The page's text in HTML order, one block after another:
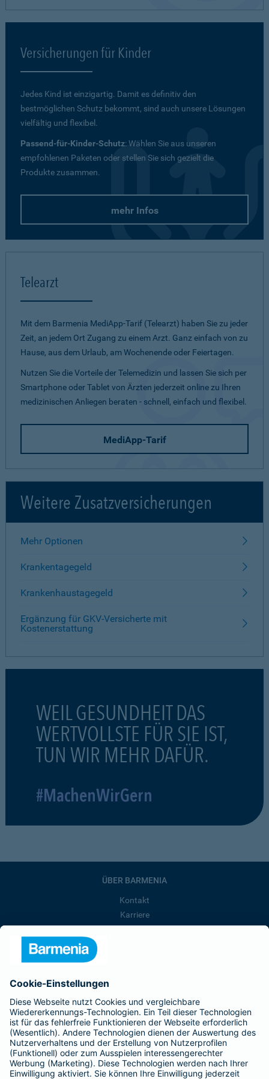
Versicherungen für Kinder
Jedes Kind ist einzigartig. Damit es definitiv den
bestmöglichen Schutz bekommt, sind auch unsere Lösungen
vielfältig und flexibel.
Passend-für-Kinder-Schutz: Wählen Sie aus unseren
empfohlenen Paketen oder stellen Sie sich gezielt die
Produkte zusammen.
mehr Infos
Telearzt
Mit dem Barmenia MediApp-Tarif (Telearzt) haben Sie zu jeder
Zeit, an jedem Ort Zugang zu einem Arzt. Ganz einfach von zu
Hause, aus dem Urlaub, am Wochenende oder Feiertagen.
Nutzen Sie die Vorteile der Telemedizin und lassen Sie sich per
Smartphone oder Tablet von Ärzten jederzeit online zu Ihren
medizinischen Anliegen beraten - schnell, einfach und flexibel.
MediApp-Tarif
Weitere Zusatzversicherungen
Mehr Optionen
Krankentagegeld
Krankenhaustagegeld
Ergänzung für GKV-Versicherte mit
Kostenerstattung
WEIL GESUNDHEIT DAS
WERTVOLLSTE FÜR SIE IST,
TUN WIR MEHR DAFÜR.
#MachenWirGern
ÜBER BARMENIA
Kontakt
Karriere
Barmenia ist Teil der BarmeniaGothaer
BELIEBTE SEITEN
Kranken-Zusatzversicherung
Tierversicherungen
Haftpflichtversicherung
Hausratversicherung